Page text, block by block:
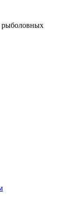
рыболовных